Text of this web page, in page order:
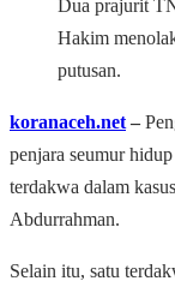
Dua prajurit
Hakim
putusan.
koranaceh.net ‒
penjara seumur
terdakwa dalam
Abdurrahman.
Selain itu, satu